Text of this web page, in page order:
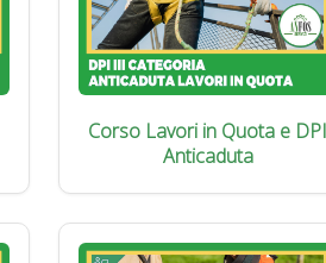
Corso Lavori in Quota e
Anticaduta